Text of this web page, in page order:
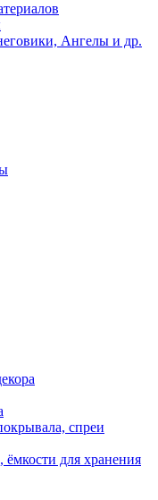
Ангелы и др.
спреи
для хранения